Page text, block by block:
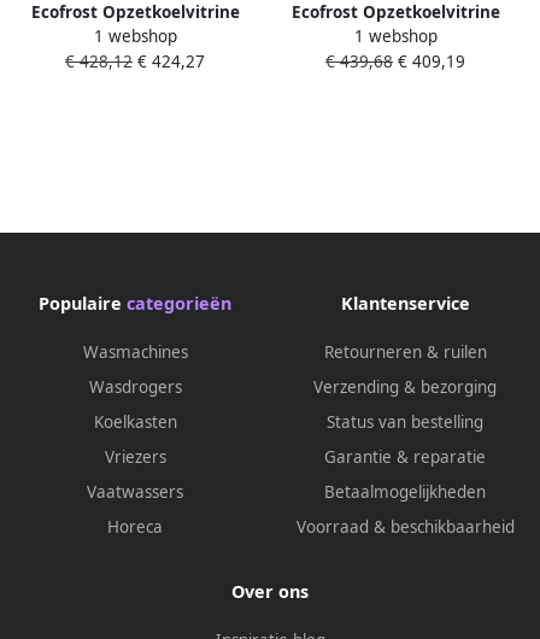
Ecofrost Opzetkoelvitrine
120cm 5 x 1 4GN Glaswand
7950.5115
1 webshop
€ 428,12 € 424,27
Ecofrost Opzetkoelvitrine
140cm 6 x 1 4GN Glaswand
7950.5117
1 webshop
€ 439,68 € 409,19
Populaire categorieën
Wasmachines
Wasdrogers
Koelkasten
Vriezers
Vaatwassers
Horeca
Klantenservice
Retourneren & ruilen
Verzending & bezorging
Status van bestelling
Garantie & reparatie
Betaalmogelijkheden
Voorraad & beschikbaarheid
Over ons